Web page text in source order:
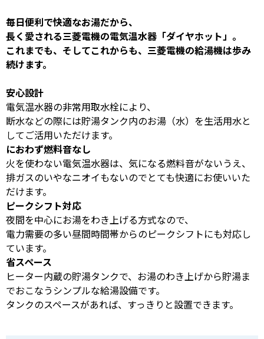
毎日便利で快適なお湯だから、
長く愛される三菱電機の電気温水器「ダイヤホット」。
これまでも、そしてこれからも、三菱電機の給湯機は歩み
続けます。
安心設計
電気温水器の非常用取水栓により、
断水などの際には貯湯タンク内のお湯（水）を生活用水と
してご活用いただけます。
におわず燃料音なし
火を使わない電気温水器は、気になる燃料音がないうえ、
排ガスのいやなニオイもないのでとても快適にお使いいた
だけます。
ピークシフト対応
夜間を中心にお湯をわき上げる方式なので、
電力需要の多い昼間時間帯からのピークシフトにも対応し
ています。
省スペース
ヒーター内蔵の貯湯タンクで、お湯のわき上げから貯湯ま
でおこなうシンプルな給湯設備です。
タンクのスペースがあれば、すっきりと設置できます。